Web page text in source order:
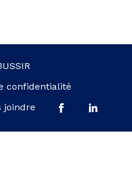
confidentialité
joindre